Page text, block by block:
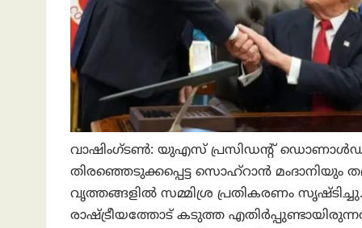
വാഷിംഗ്ടണ്‍: യുഎസ് പ്രസിഡന്റ് ഡൊണാൾഡ്
തിരഞ്ഞെടുക്കപ്പെട്ട സൊഹ്‌റാൻ മംദാനിയും
വൃത്തങ്ങളിൽ സമ്മിശ്ര പ്രതികരണം സൃഷ്ടിച്ചു.
രാഷ്ട്രീയത്തോട് കടുത്ത